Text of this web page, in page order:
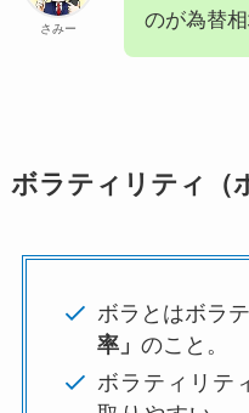
さみー
のが為替相
ボラティリティ（
ボラとはボラ
率」のこと。
ボラティリテ